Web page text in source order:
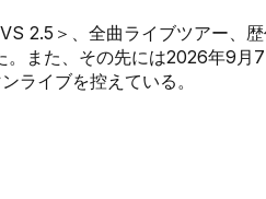
2.5＞、全曲ライブツアー、
。また、その先には2026年9月
ライブを控えている。